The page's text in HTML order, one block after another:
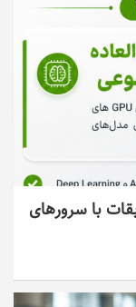
با سرورهای